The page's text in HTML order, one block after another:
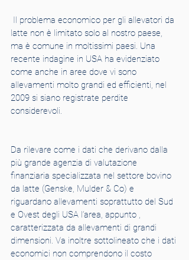
latte non è limitato solo al nostro paese,
ma è comune in moltissimi paesi. Una
recente indagine in USA ha evidenziato
come anche in aree dove vi sono
allevamenti molto grandi ed efficienti, nel
2009 si siano registrate perdite
considerevoli.
Da rilevare come i dati che derivano dalla
più grande agenzia di valutazione
finanziaria specializzata nel settore bovino
da latte (Genske, Mulder & Co) e
riguardano allevamenti soprattutto del Sud
e Ovest degli USA l’area, appunto ,
caratterizzata da allevamenti di grandi
dimensioni. Va inoltre sottolineato che i dati
economici non comprendono il costo